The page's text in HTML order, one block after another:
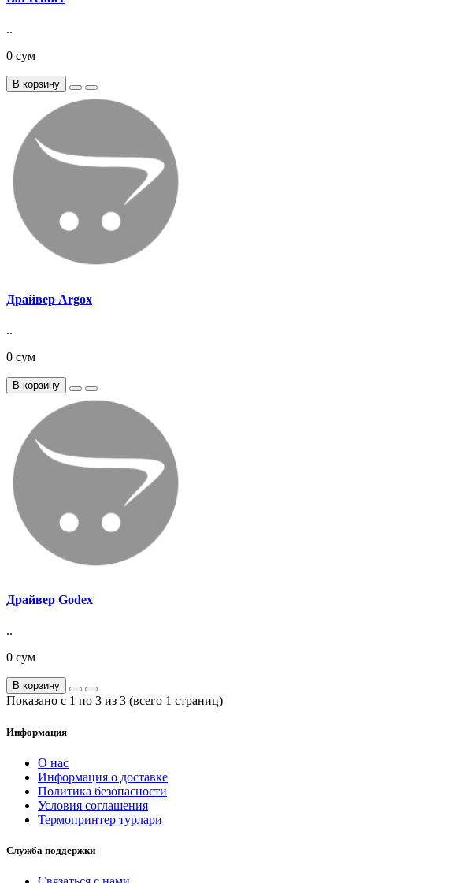
..
0 сум
В корзину
Драйвер Argox
..
0 сум
В корзину
Драйвер Godex
..
0 сум
В корзину
Показано с 1 по 3 из 3 (всего 1 страниц)
Информация
О нас
Информация о доставке
Политика безопасности
Условия соглашения
Термопринтер турлари
Служба поддержки